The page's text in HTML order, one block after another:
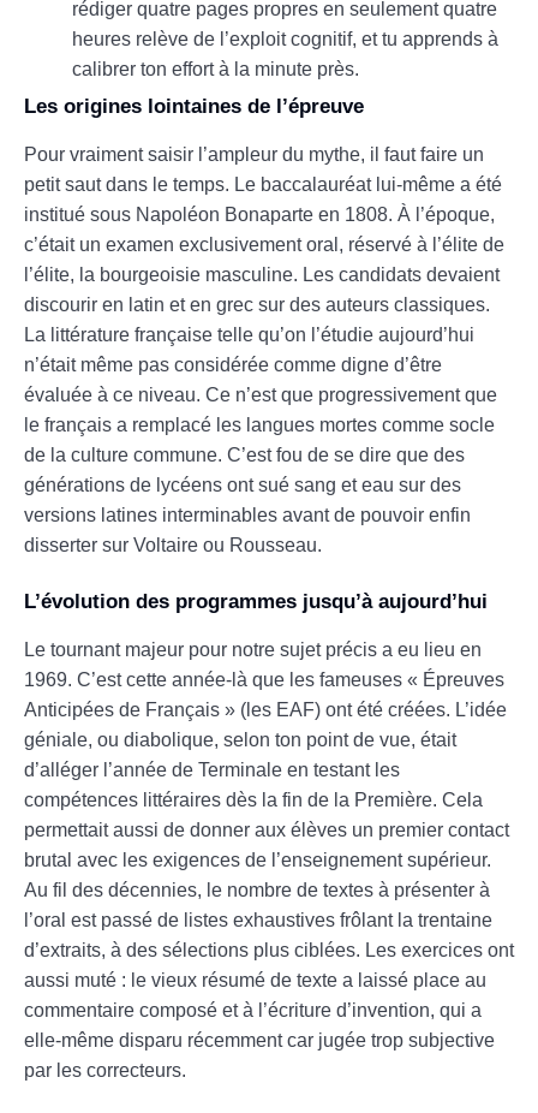
rédiger quatre pages propres en seulement quatre
heures relève de l’exploit cognitif, et tu apprends à
calibrer ton effort à la minute près.
Les origines lointaines de l’épreuve
Pour vraiment saisir l’ampleur du mythe, il faut faire un
petit saut dans le temps. Le baccalauréat lui-même a été
institué sous Napoléon Bonaparte en 1808. À l’époque,
c’était un examen exclusivement oral, réservé à l’élite de
l’élite, la bourgeoisie masculine. Les candidats devaient
discourir en latin et en grec sur des auteurs classiques.
La littérature française telle qu’on l’étudie aujourd’hui
n’était même pas considérée comme digne d’être
évaluée à ce niveau. Ce n’est que progressivement que
le français a remplacé les langues mortes comme socle
de la culture commune. C’est fou de se dire que des
générations de lycéens ont sué sang et eau sur des
versions latines interminables avant de pouvoir enfin
disserter sur Voltaire ou Rousseau.
L’évolution des programmes jusqu’à aujourd’hui
Le tournant majeur pour notre sujet précis a eu lieu en
1969. C’est cette année-là que les fameuses « Épreuves
Anticipées de Français » (les EAF) ont été créées. L’idée
géniale, ou diabolique, selon ton point de vue, était
d’alléger l’année de Terminale en testant les
compétences littéraires dès la fin de la Première. Cela
permettait aussi de donner aux élèves un premier contact
brutal avec les exigences de l’enseignement supérieur.
Au fil des décennies, le nombre de textes à présenter à
l’oral est passé de listes exhaustives frôlant la trentaine
d’extraits, à des sélections plus ciblées. Les exercices ont
aussi muté : le vieux résumé de texte a laissé place au
commentaire composé et à l’écriture d’invention, qui a
elle-même disparu récemment car jugée trop subjective
par les correcteurs.